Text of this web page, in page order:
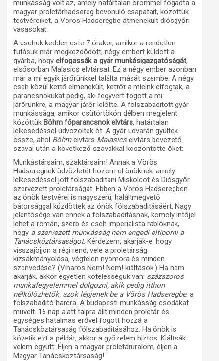
munkásság volt az, amely határtalan örömmel fogadta a
magyar proletárhadsereg bevonuló csapatait, közöttük
testvéreiket, a Vörös Hadseregbe átmenekült diósgyőri
vasasokat.
A csehek kedden este 7 órakor, amikor a rendetlen
futásuk már megkezdődött, négy embert küldött a
gyárba, hogy elfogassák a gyár munkásigazgatóságát,
elsősorban Malasics elvtársat. Ez a négy ember azonban
már a mi egyik járőrünkkel találta mását szembe. A négy
cseh közül kettő elmenekült, kettőt a mieink elfogtak, a
parancsnokukat pedig, aki fegyvert fogott a mi
járőrünkre, a magyar járőr lelőtte. A fölszabaditott gyár
munkássága, amikor csütörtökön délben megjelent
közöttük Böhm főparancsnok elvtárs, határtalan
lelkesedéssel üdvözölték őt. A gyár udvarán gyültek
össze, ahol Böhmelvtárs Malasicselvtárs bevezető
szavai után a következő szavakkal köszöntötte őket:
Munkástársaim, szaktársaim! Annak a Vörös
Hadseregnek üdvözletét hozom el önöknek, amely
lelkesedéssel jött fölszabaditani Miskolcot és Diósgyőr
szervezett proletárságát. Ebben a Vörös Hadseregben
az önök testvérei is nagyszerü, haláltmegvető
bátorsággal küzdöttek az önök fölszabaditásáért. Nagy
jelentősége van ennek a fölszabaditásnak, komoly intőjel
lehet a román, szerb és cseh imperialista rablóknak,
hogy a szervezett munkásság nem engedi eltiporni a
Tanácsköztársaságot. Kérdezem, akarják-e, hogy
visszajöjjön a régi rend, vele a proletárság
kizsákmányolása, végtelen nyomora és minden
szenvedése? (Viharos Nem! Nem! kiáltások.) Ha nem
akarják, akkor egyetlen kötelességük van: százszoros
munkafegyelemmel dolgozni, akik pedig itthon
nélkülözhetők, azok lépjenek be a Vörös Hadseregbe, a
fölszabaditó harcra. A budapesti munkásság csodákat
müvelt. 16 nap alatt talpra állt minden proletár és
egységes hatalmas erővel fogott hozzá a
Tanácsköztársaság fölszabaditásához. Ha önök is
követik ezt a példát, akkor a győzelem biztos. Kiáltsák
velem együtt: Éljen a magyar proletáruralom, éljen a
Magyar Tanácsköztársaság!